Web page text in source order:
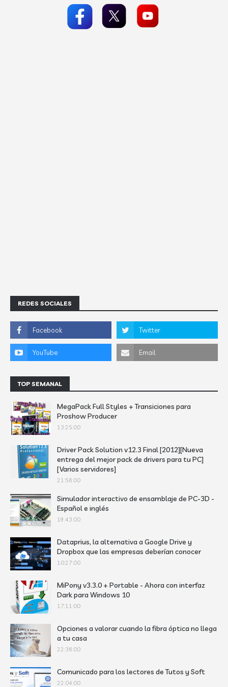
REDES SOCIALES
TOP SEMANAL
MegaPack Full Styles + Transiciones para
Proshow Producer
13:25:00
Driver Pack Solution v12.3 Final [2012][Nueva
entrega del mejor pack de drivers para tu PC]
[Varios servidores]
21:56:00
Simulador interactivo de ensamblaje de PC-3D -
Español e inglés
19:43:00
Dataprius, la alternativa a Google Drive y
Dropbox que las empresas deberían conocer
10:27:00
MiPony v3.3.0 + Portable - Ahora con interfaz
Dark para Windows 10
17:11:00
Opciones a valorar cuando la fibra óptica no llega
a tu casa
22:36:00
Comunicado para los lectores de Tutos y Soft
22:04:00